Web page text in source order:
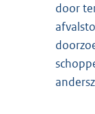
door